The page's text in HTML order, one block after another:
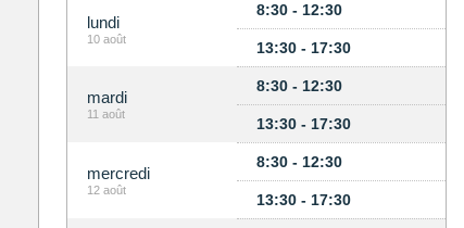
lundi
10 août
8:30 - 12:30
13:30 - 17:30
mardi
11 août
8:30 - 12:30
13:30 - 17:30
mercredi
12 août
8:30 - 12:30
13:30 - 17:30